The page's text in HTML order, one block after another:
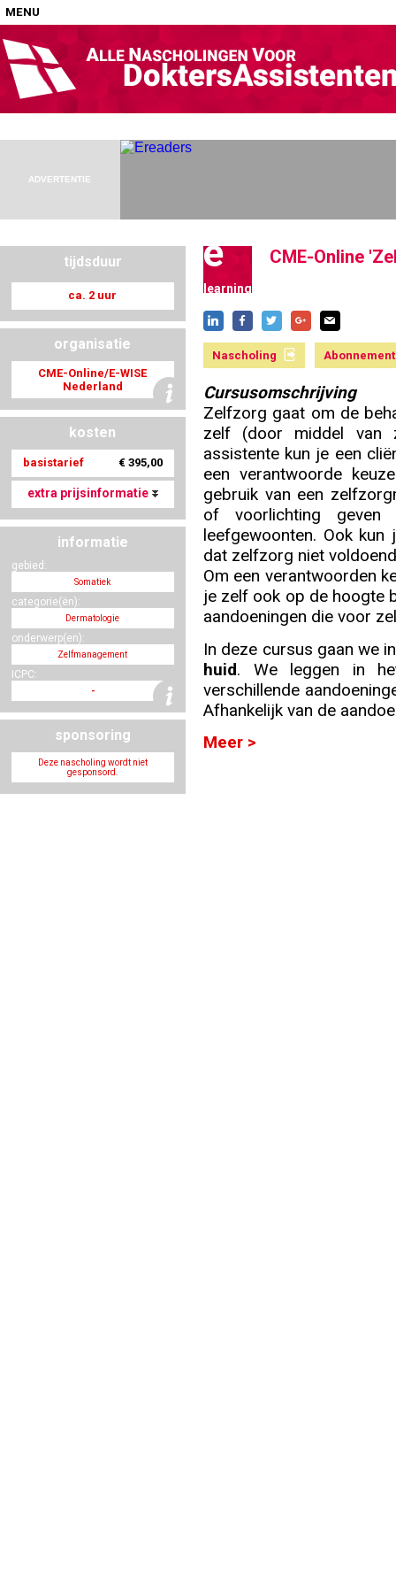
MENU
Home
Nascholingen op locatie (agenda)
Nascholingen online (elearning)
Nascholingen op aanvraag (in-company)
Nascholing aanmelden
Zoek op kaart
Registreren
Inloggen
ADVERTENTIE
tijdsduur
ca. 2 uur
organisatie
CME-Online/E-WISE
Nederland
kosten
basistarief € 395,00
extra prijsinformatie
informatie
gebied:
Somatiek
categorie(ën):
Dermatologie
onderwerp(en):
Zelfmanagement
ICPC:
-
sponsoring
Deze nascholing wordt niet
gesponsord.
e
learning
CME-Online
Nascholing Abonnement
Cursusomschrijving
Zelfzorg gaat om de
zelf (door middel van
assistente kun je een
een verantwoorde
gebruik van een
of voorlichting
leefgewoonten. Ook
dat zelfzorg niet
Om een verantwoorden
je zelf ook op de hoogte
aandoeningen die voor
In deze cursus gaan we
huid. We leggen in
verschillende
Afhankelijk van de
Meer >